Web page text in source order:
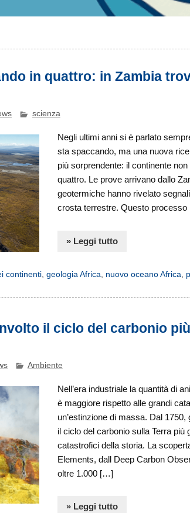
in quattro: in Zambia
scienza
Negli ultimi anni si è parlato
sta spaccando, ma una nuova
più sorprendente: il continente
quattro. Le prove arrivano dallo
geotermiche hanno rivelato
crosta terrestre. Questo
» Leggi tutto
continenti ,geologia Africa nuovo oceano Africa
il ciclo del carbonio
Ambiente
Nell’era industriale la quantità di
è maggiore rispetto alle grandi
un’estinzione di massa. Dal
il ciclo del carbonio sulla Terra più
catastrofici della storia. La
Elements, dall Deep Carbon
oltre 1.000 […]
» Leggi tutto